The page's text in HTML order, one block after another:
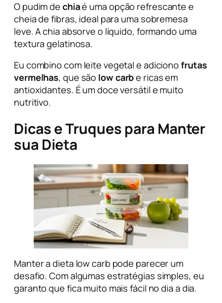
O pudim de chiaé uma opção refrescante e
cheia de fibras, ideal para uma sobremesa
leve. A chia absorve o líquido, formando uma
textura gelatinosa.
Eu combino com leite vegetal e adiciono frutas
vermelhas, que são low carbe ricas em
antioxidantes. É um doce versátil e muito
nutritivo.
Dicas e Truques para Manter
sua Dieta
Manter a dieta low carb pode parecer um
desafio. Com algumas estratégias simples, eu
garanto que fica muito mais fácil no dia a dia.